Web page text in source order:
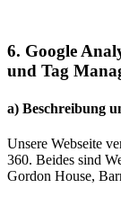
6. Google
und Tag
a) Beschreibung
Unsere Webseite
360. Beides sind
Gordon House,